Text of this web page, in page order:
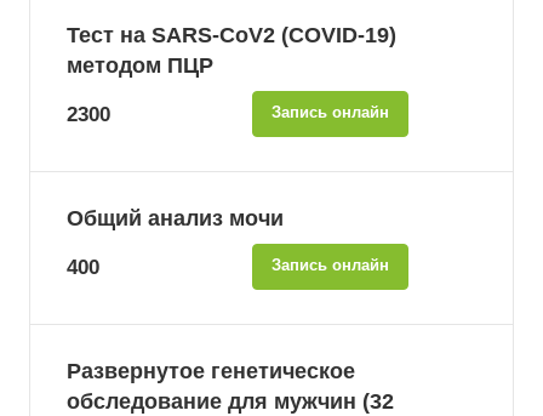
Тест на SARS-CoV2 (COVID-19)
методом ПЦР
2300 Запись онлайн
Общий анализ мочи
400 Запись онлайн
Развернутое генетическое
обследование для мужчин (32